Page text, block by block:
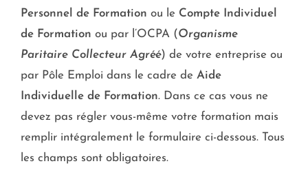
Personnel de Formation ou le Compte Individuel
de Formation ou par l’OCPA (Organisme
Paritaire Collecteur Agréé) de votre entreprise ou
par Pôle Emploi dans le cadre de Aide
Individuelle de Formation. Dans ce cas vous ne
devez pas régler vous-même votre formation mais
remplir intégralement le formulaire ci-dessous. Tous
les champs sont obligatoires.